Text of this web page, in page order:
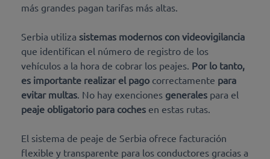
más grandes pagan tarifas más altas.
Serbia utiliza sistemas modernos con videovigilancia
que identifican el número de registro de los
vehículos a la hora de cobrar los peajes. Por lo tanto,
es importante realizar el pagocorrectamente para
evitar multas . No hay exenciones generales para el
peaje obligatorio para coches en estas rutas.
El sistema de peaje de Serbia ofrece facturación
flexible y transparente para los conductores gracias a